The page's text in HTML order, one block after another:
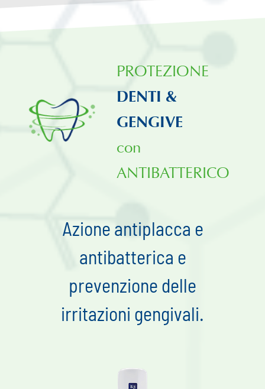
PROTEZIONE
DENTI &
GENGIVE
con
ANTIBATTERICO
Azione antiplacca e
antibatterica e
prevenzione delle
irritazioni gengivali.